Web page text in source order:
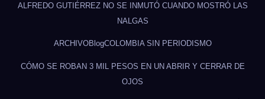
ALFREDO GUTIÉRREZ NO SE INMUTÓ CUANDO MOSTRÓ LAS
NALGAS
ARCHIVOBlogCOLOMBIA SIN PERIODISMO
CÓMO SE ROBAN 3 MIL PESOS EN UN ABRIR Y CERRAR DE
OJOS